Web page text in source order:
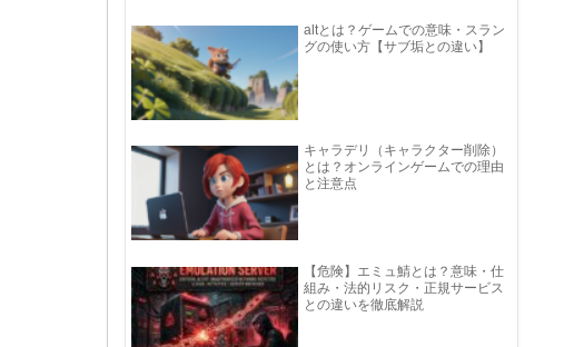
altとは？ゲームでの意味・スラン
グの使い方【サブ垢との違い】
キャラデリ（キャラクター削除）
とは？オンラインゲームでの理由
と注意点
【危険】エミュ鯖とは？意味・仕
組み・法的リスク・正規サービス
との違いを徹底解説